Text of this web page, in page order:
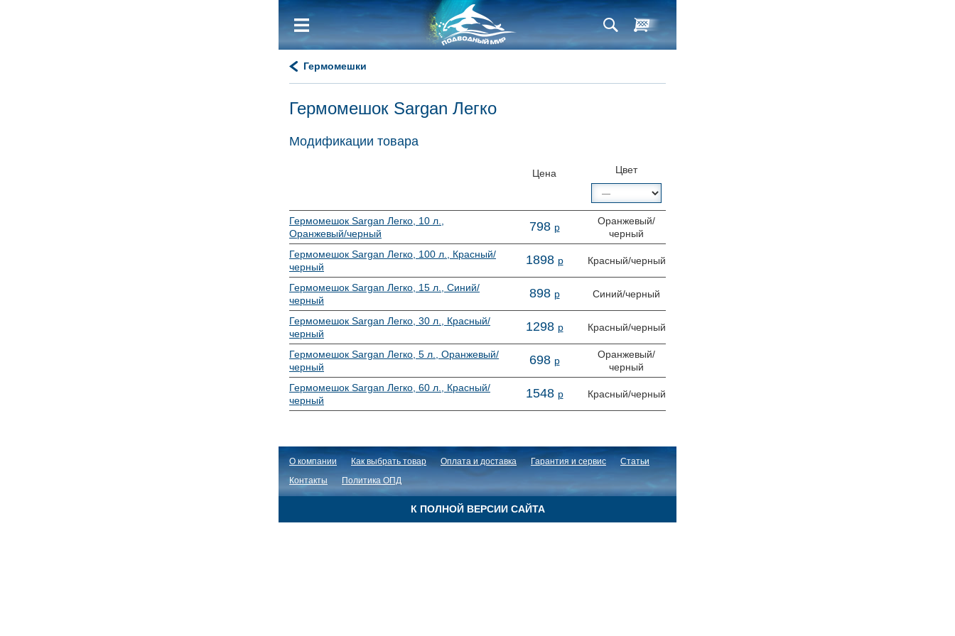
Гермомешки
Гермомешок Sargan Легко
Модификации товара
Цена Цвет
Гермомешок Sargan Легко, 10 л.,
Оранжевый/черный
798 р
Оранжевый/
черный
Гермомешок Sargan Легко, 100 л., Красный/
черный
1898 р Красный/черный
Гермомешок Sargan Легко, 15 л., Синий/
черный
898 р Синий/черный
Гермомешок Sargan Легко, 30 л., Красный/
черный
1298 р Красный/черный
Гермомешок Sargan Легко, 5 л., Оранжевый/
черный
698 р
Оранжевый/
черный
Гермомешок Sargan Легко, 60 л., Красный/
черный
1548 р Красный/черный
О компании Как выбрать товар Оплата и доставка Гарантия и сервис
Статьи
Контакты
Политика ОПД
К ПОЛНОЙ ВЕРСИИ САЙТА